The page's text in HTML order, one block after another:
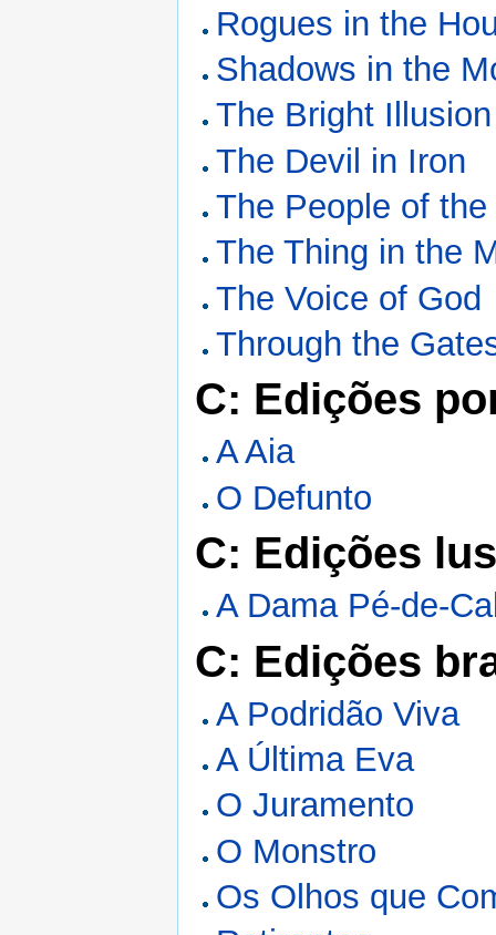
Rogues in the
Shadows in the
The Bright Illusion
The Devil in Iron
The People of
The Thing in the
The Voice of God
Through the
C: Edições
A Aia
O Defunto
C: Edições
A Dama Pé-de-
C: Edições
A Podridão Viva
A Última Eva
O Juramento
O Monstro
Os Olhos que